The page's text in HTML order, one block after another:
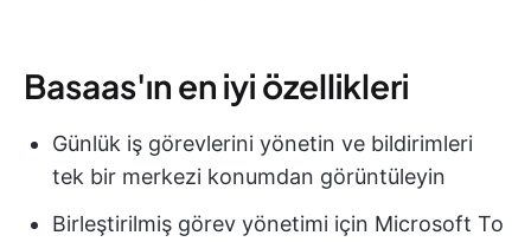
Basaas'ın en iyi özellikleri
Günlük iş görevlerini yönetin ve bildirimleri
tek bir merkezi konumdan görüntüleyin
Birleştirilmiş görev yönetimi için Microsoft To